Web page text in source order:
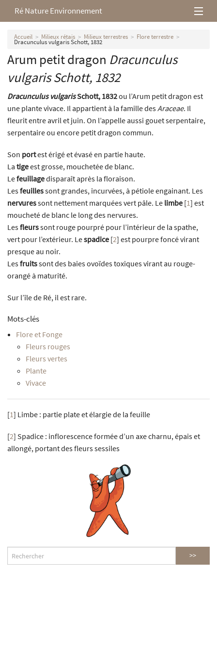
Ré Nature Environnement
L’association
Milieux rétais
Nos parutions
Accueil Milieux rétais Milieux terrestres Flore terrestre
Dracunculus vulgaris Schott, 1832
Arum petit dragon Dracunculus
vulgarisSchott, 1832
Dracunculus vulgarisSchott, 1832ou l’Arum petit dragon est
une plante vivace. Il appartient à la famille desAraceae. Il
fleurit entre avril et juin. On l’appelle aussi gouet serpentaire,
serpentaire ou encore petit dragon commun.
Son portest érigé et évasé en partie haute.
La tigeest grosse, mouchetée de blanc.
Lefeuillagedisparaît après la floraison.
Lesfeuillessont grandes, incurvées, à pétiole engainant. Les
nervuressont nettement marquées vert pâle. Le limbe [1] est
moucheté de blanc le long des nervures.
Lesfleurssont rouge pourpré pour l’intérieur de la spathe,
vert pour l’extérieur. Lespadice [2] est pourpre foncé virant
presque au noir.
Lesfruitssont des baies ovoïdes toxiques virant au rouge-
orangé à maturité.
Sur l’île de Ré, il est rare.
Mots-clés
Flore et Fonge
Fleurs rouges
Fleurs vertes
Plante
Vivace
[1] Limbe : partie plate et élargie de la feuille
[2] Spadice : inflorescence formée d’un axe charnu, épais et
allongé, portant des fleurs sessiles